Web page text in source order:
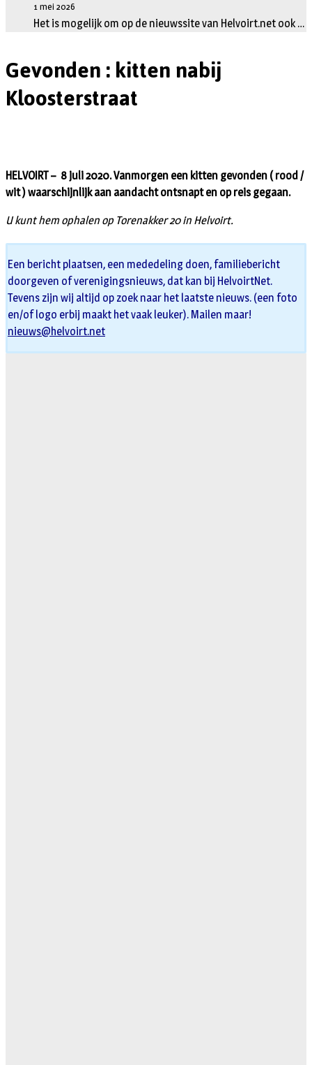
1 mei 2026
Het is mogelijk om op de nieuwssite van Helvoirt.net ook …
Gevonden : kitten nabij
Kloosterstraat
HELVOIRT – 8 juli 2020. Vanmorgen een kitten gevonden ( rood /
wit ) waarschijnlijk aan aandacht ontsnapt en op reis gegaan.
U kunt hem ophalen op Torenakker 20 in Helvoirt.
Een bericht plaatsen, een mededeling doen, familiebericht
doorgeven of verenigingsnieuws, dat kan bij HelvoirtNet.
Tevens zijn wij altijd op zoek naar het laatste nieuws. (een foto
en/of logo erbij maakt het vaak leuker). Mailen maar!
nieuws@helvoirt.net